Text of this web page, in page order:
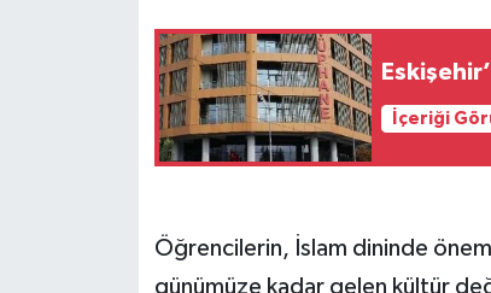
İçeriği
Öğrencilerin, İslam dininde
günümüze kadar gelen kültür